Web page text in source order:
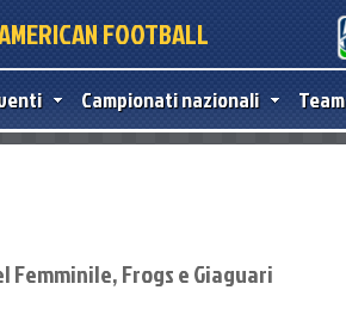
FOOTBALL
Campionati nazionali Team
Femminile, Frogs e Giaguari